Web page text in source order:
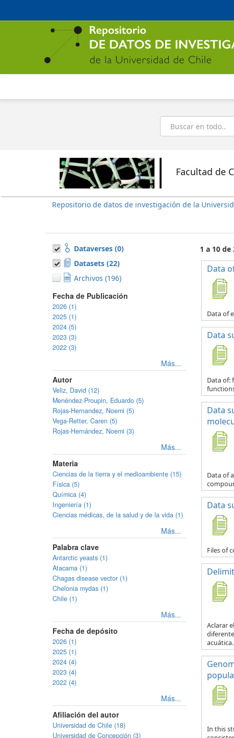
contenido
Buscar
Facultad de
Repositorio de datos de investigación de la
Dataverses (0)
Datasets (22)
Archivos (196)
Fecha de Publicación
2026 (1)
2025 (1)
2024 (5)
2023 (3)
2022 (3)
Más...
Autor
Veliz, David (12)
Menéndez-Proupin, Eduardo (5)
Rojas-Hernandez, Noemi (5)
Vega-Retter, Caren (5)
Rojas-Hernández, Noemi (3)
Más...
Materia
Ciencias de la tierra y el medioambiente (15)
Física (5)
Química (4)
Ingeniería (1)
Ciencias médicas, de la salud y de la vida (1)
Más...
Palabra clave
Antarctic yeasts (1)
Atacama (1)
Chagas disease vector (1)
Chelonia mydas (1)
Chile (1)
Más...
Fecha de depósito
2026 (1)
2025 (1)
2024 (4)
2023 (4)
2022 (4)
Más...
Afiliación del autor
Universidad de Chile (18)
Universidad de Concepción (3)
1 a 10 de
Data
Data of
Data
Data of:
Data
Data of
Data
Files of
Aclarar
In this